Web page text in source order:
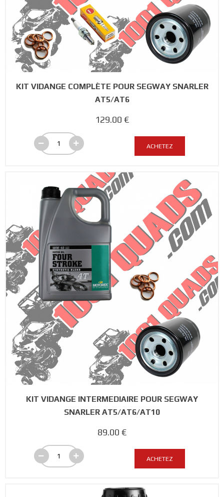
KIT VIDANGE COMPLÈTE POUR SEGWAY SNARLER
AT5/AT6
129.00 €
ACHETEZ
KIT VIDANGE INTERMEDIAIRE POUR SEGWAY
SNARLER AT5/AT6/AT10
89.00 €
ACHETEZ